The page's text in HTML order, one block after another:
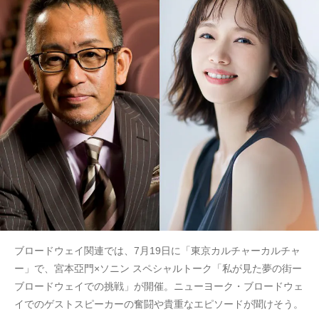
ブロードウェイ関連では、7月19日に「東京カルチャーカルチャ
ー」で、宮本亞門×ソニン スペシャルトーク「私が見た夢の街ー
ブロードウェイでの挑戦」が開催。ニューヨーク・ブロードウェ
イでのゲストスピーカーの奮闘や貴重なエピソードが聞けそう。